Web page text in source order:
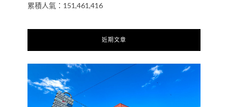
累積人氣：151,461,416
近期文章